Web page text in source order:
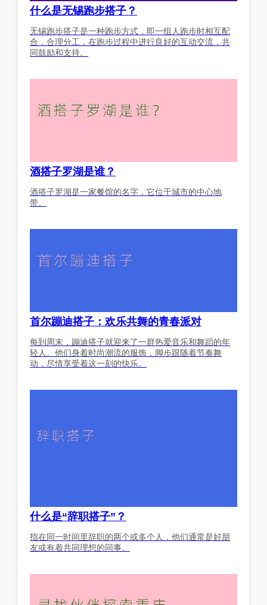
什么是无锡跑步搭子？
无锡跑步搭子是一种跑步方式，即一组人跑步时相互配
合，合理分工，在跑步过程中进行良好的互动交流，共
同鼓励和支持。
酒搭子罗湖是谁？
酒搭子罗湖是一家餐馆的名字，它位于城市的中心地
带。
首尔蹦迪搭子：欢乐共舞的青春派对
每到周末，蹦迪搭子就迎来了一群热爱音乐和舞蹈的年
轻人。他们身着时尚潮流的服饰，脚步跟随着节奏舞
动，尽情享受着这一刻的快乐。
什么是“辞职搭子”？
指在同一时间里辞职的两个或多个人，他们通常是好朋
友或有着共同理想的同事。